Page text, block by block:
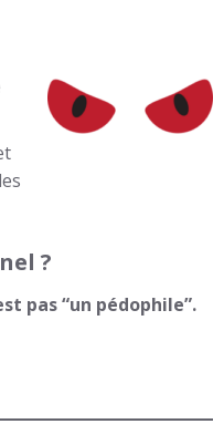
?
pas “un pédophile”.